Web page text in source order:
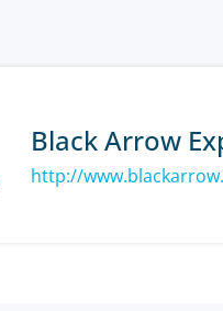
Black Arrow
http://